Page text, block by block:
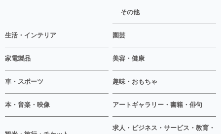
その他
生活・インテリア 園芸
家電製品 美容・健康
車・スポーツ 趣味・おもちゃ
本・音楽・映像 アートギャラリー・書籍・俳句
求人・ビジネス・サービス・教育・